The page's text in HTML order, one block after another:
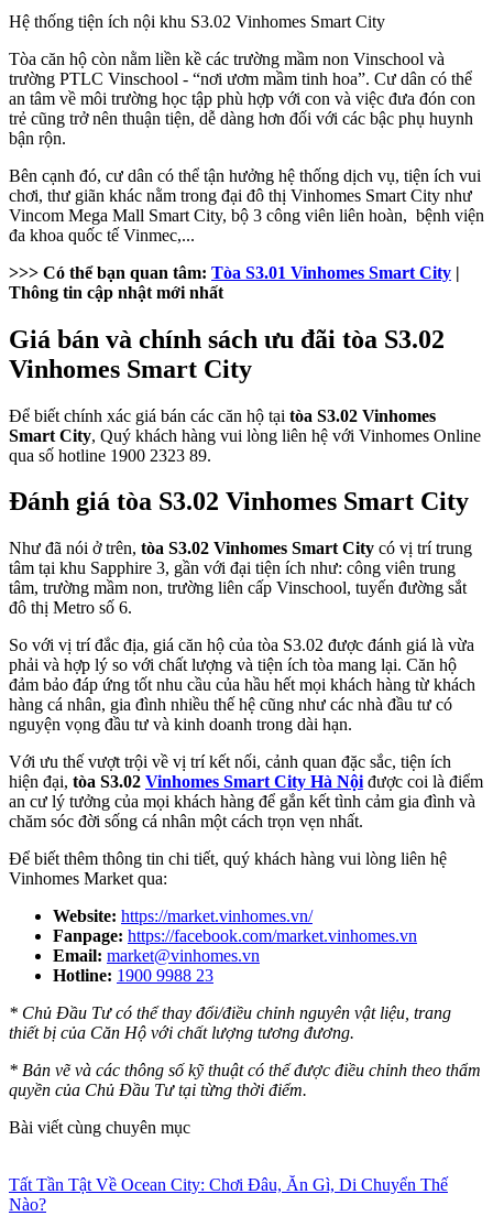
Hệ thống tiện ích nội khu S3.02 Vinhomes Smart City
Tòa căn hộ còn nằm liền kề các trường mầm non Vinschool và
trường PTLC Vinschool - “nơi ươm mầm tinh hoa”. Cư dân có thể
an tâm về môi trường học tập phù hợp với con và việc đưa đón con
trẻ cũng trở nên thuận tiện, dễ dàng hơn đối với các bậc phụ huynh
bận rộn.
Bên cạnh đó, cư dân có thể tận hưởng hệ thống dịch vụ, tiện ích vui
chơi, thư giãn khác nằm trong đại đô thị Vinhomes Smart City như
Vincom Mega Mall Smart City, bộ 3 công viên liên hoàn, bệnh viện
đa khoa quốc tế Vinmec,...
>>> Có thể bạn quan tâm: Tòa S3.01 Vinhomes Smart City |
Thông tin cập nhật mới nhất
Giá bán và chính sách ưu đãi tòa S3.02
Vinhomes Smart City
Để biết chính xác giá bán các căn hộ tại tòa S3.02 Vinhomes
Smart City, Quý khách hàng vui lòng liên hệ với Vinhomes Online
qua số hotline 1900 2323 89.
Đánh giá tòa S3.02 Vinhomes Smart City
Như đã nói ở trên, tòa S3.02 Vinhomes Smart City có vị trí trung
tâm tại khu Sapphire 3, gần với đại tiện ích như: công viên trung
tâm, trường mầm non, trường liên cấp Vinschool, tuyến đường sắt
đô thị Metro số 6.
So với vị trí đắc địa, giá căn hộ của tòa S3.02 được đánh giá là vừa
phải và hợp lý so với chất lượng và tiện ích tòa mang lại. Căn hộ
đảm bảo đáp ứng tốt nhu cầu của hầu hết mọi khách hàng từ khách
hàng cá nhân, gia đình nhiều thế hệ cũng như các nhà đầu tư có
nguyện vọng đầu tư và kinh doanh trong dài hạn.
Với ưu thế vượt trội về vị trí kết nối, cảnh quan đặc sắc, tiện ích
hiện đại, tòa S3.02 Vinhomes Smart City Hà Nội được coi là điểm
an cư lý tưởng của mọi khách hàng để gắn kết tình cảm gia đình và
chăm sóc đời sống cá nhân một cách trọn vẹn nhất.
Để biết thêm thông tin chi tiết, quý khách hàng vui lòng liên hệ
Vinhomes Market qua:
Website: https://market.vinhomes.vn/
Fanpage: https://facebook.com/market.vinhomes.vn
Email: market@vinhomes.vn
Hotline: 1900 9988 23
* Chủ Đầu Tư có thể thay đổi/điều chỉnh nguyên vật liệu, trang
thiết bị của Căn Hộ với chất lượng tương đương.
* Bản vẽ và các thông số kỹ thuật có thể được điều chỉnh theo thẩm
quyền của Chủ Đầu Tư tại từng thời điểm.
Bài viết cùng chuyên mục
Tất Tần Tật Về Ocean City: Chơi Đâu, Ăn Gì, Di Chuyển Thế
Nào?